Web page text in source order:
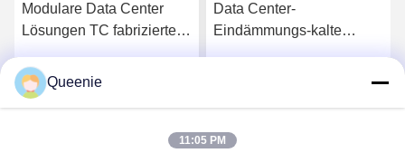
Modulare Data Center
Lösungen TC fabrizierten
vor
Erhalten Sie besten Preis
Data Center-
Eindämmungs-kalte
Queenie
11:05 PM